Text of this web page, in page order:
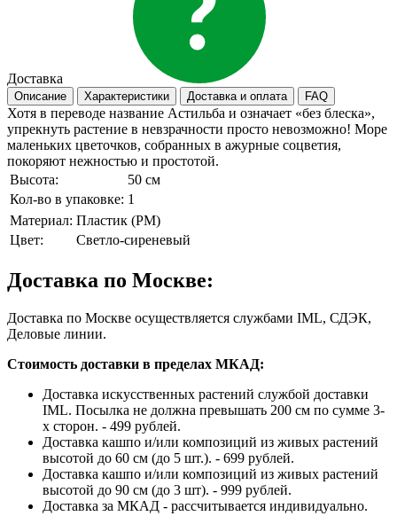
Доставка
Описание Характеристики Доставка и оплата FAQ
Хотя в переводе название Астильба и означает «без блеска»,
упрекнуть растение в невзрачности просто невозможно! Море
маленьких цветочков, собранных в ажурные соцветия,
покоряют нежностью и простотой.
Высота:
50 см
Кол-во в упаковке: 1
Материал: Пластик (PM)
Цвет:
Светло-сиреневый
Доставка по Москве:
Доставка по Москве осуществляется службами IML, СДЭК,
Деловые линии.
Стоимость доставки в пределах МКАД:
Доставка искусственных растений службой доставки
IML. Посылка не должна превышать 200 см по сумме 3-
х сторон. - 499 рублей.
Доставка кашпо и/или композиций из живых растений
высотой до 60 см (до 5 шт.). - 699 рублей.
Доставка кашпо и/или композиций из живых растений
высотой до 90 см (до 3 шт). - 999 рублей.
Доставка за МКАД - рассчитывается индивидуально.